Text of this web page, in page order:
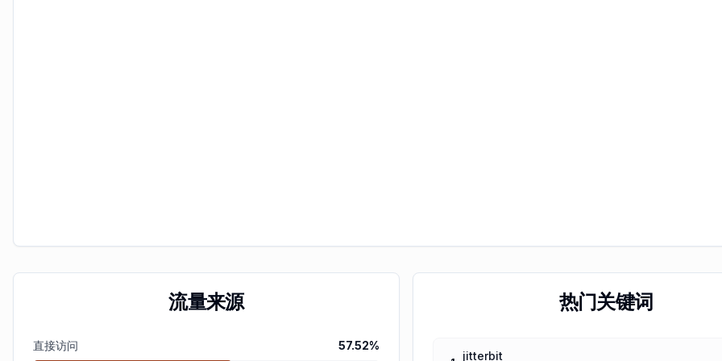
流量来源
直接访问 57.52%
热门关键词
jitterbit